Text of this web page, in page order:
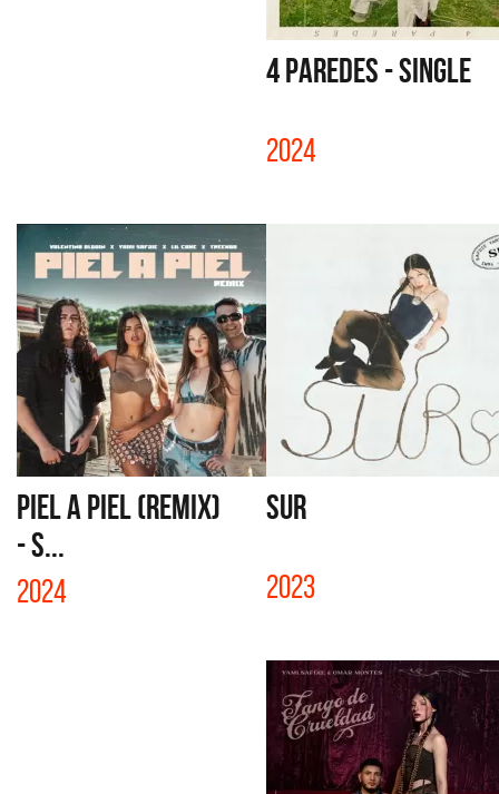
4 PAREDES - SINGLE
2024
PIEL A PIEL (REMIX)
- S...
2024
SUR
2023